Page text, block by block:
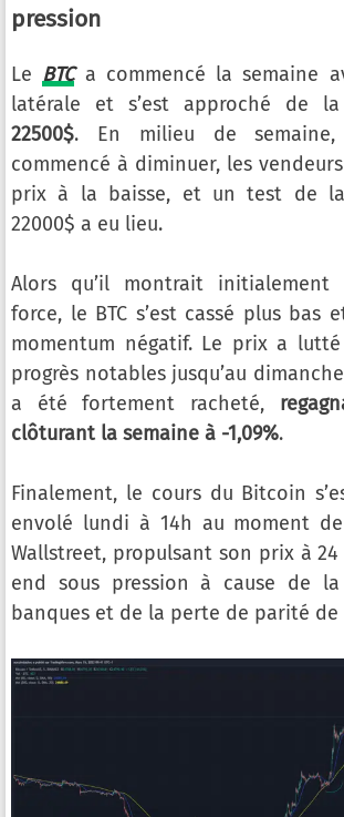
pression
Le BTCa commencé la semaine
latérale et s’est approché de la
22500$. En milieu de
commencé à diminuer, les
prix à la baisse, et un test de
22000$ a eu lieu.
Alors qu’il montrait initialement
force, le BTC s’est cassé plus bas
momentum négatif. Le prix a
progrès notables jusqu’au
a été fortement racheté,
clôturant la semaine à -1,09%.
Finalement, le cours du Bitcoin
envolé lundi à 14h au moment
Wallstreet, propulsant son prix à 24
end sous pression à cause de
banques et de la perte de parité de